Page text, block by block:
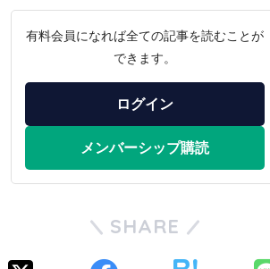
有料会員になれば全ての記事を読むことが
できます。
ログイン
メンバーシップ購読
SHARE